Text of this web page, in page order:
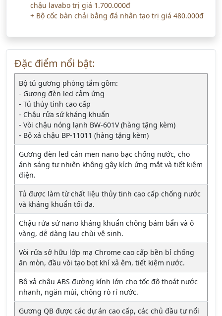
chậu lavabo trị giá 1.700.000đ
+ Bộ cốc bàn chải bằng đá nhân tạo trị giá 480.000đ
Đặc điểm nổi bật:
Bộ tủ gương phòng tắm gồm:
- Gương đèn led cảm ứng
- Tủ thủy tinh cao cấp
- Chậu rửa sứ kháng khuẩn
- Vòi chậu nóng lạnh BW-601V (hàng tặng kèm)
- Bộ xả chậu BP-11011 (hàng tặng kèm)
Gương đèn led cán men nano bạc chống nước, cho
ánh sáng tự nhiên không gây kích ứng mắt và tiết kiệm
điện.
Tủ được làm từ chất liệu thủy tinh cao cấp chống nước
và kháng khuẩn tối đa.
Chậu rửa sứ nano kháng khuẩn chống bám bẩn và ố
vàng, dễ dàng lau chùi vệ sinh.
Vòi rửa sở hữu lớp mạ Chrome cao cấp bền bỉ chống
ăn mòn, đầu vòi tạo bọt khí xả êm, tiết kiệm nước.
Bộ xả chậu ABS đường kính lớn cho tốc độ thoát nước
nhanh, ngăn mùi, chống rò rỉ nước.
Gương QB được các dự án cao cấp, các chủ đầu tư nổi